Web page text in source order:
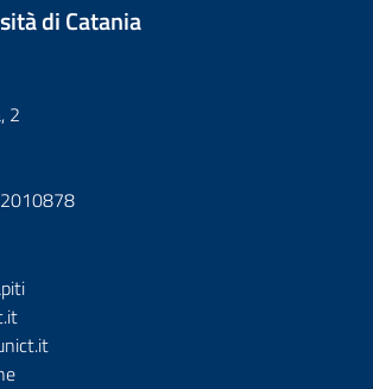
di Catania
2